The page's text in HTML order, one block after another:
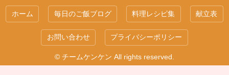
ホーム 毎日のご飯ブログ 料理レシピ集 献立表
お問い合わせ プライバシーポリシー
© チームケンケン All rights reserved.